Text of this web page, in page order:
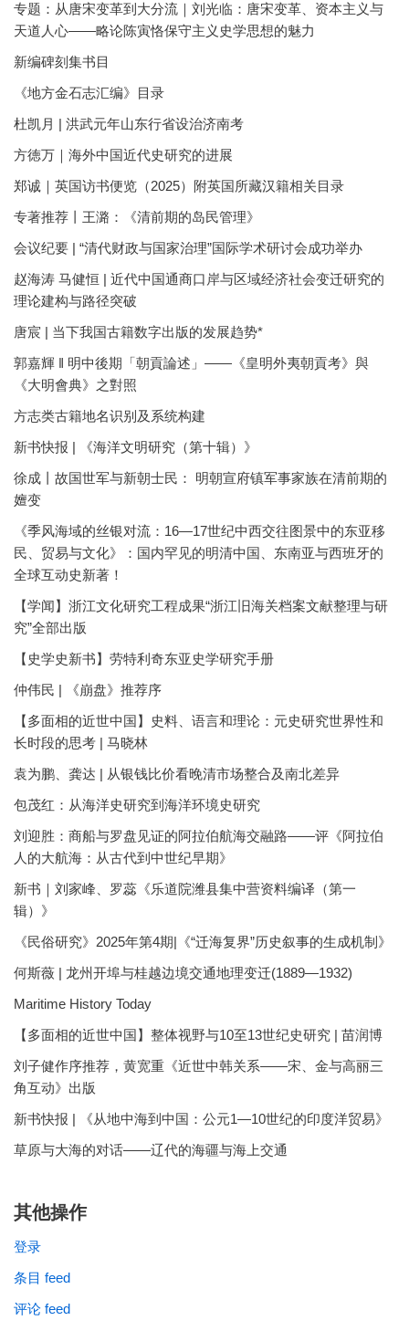
专题：从唐宋变革到大分流｜刘光临：唐宋变革、资本主义与
天道人心——略论陈寅恪保守主义史学思想的魅力
新编碑刻集书目
《地方金石志汇编》目录
杜凯月 | 洪武元年山东行省设治济南考
方徳万｜海外中国近代史研究的进展
郑诚｜英国访书便览（2025）附英国所藏汉籍相关目录
专著推荐丨王潞：《清前期的岛民管理》
会议纪要 | “清代财政与国家治理”国际学术研讨会成功举办
赵海涛 马健恒 | 近代中国通商口岸与区域经济社会变迁研究的
理论建构与路径突破
唐宸 | 当下我国古籍数字出版的发展趋势*
郭嘉輝 ‖ 明中後期「朝貢論述」——《皇明外夷朝貢考》與
《大明會典》之對照
方志类古籍地名识别及系统构建
新书快报 | 《海洋文明研究（第十辑）》
徐成丨故国世军与新朝士民： 明朝宣府镇军事家族在清前期的
嬗变
《季风海域的丝银对流：16—17世纪中西交往图景中的东亚移
民、贸易与文化》：国内罕见的明清中国、东南亚与西班牙的
全球互动史新著！
【学闻】浙江文化研究工程成果“浙江旧海关档案文献整理与研
究”全部出版
【史学史新书】劳特利奇东亚史学研究手册
仲伟民 | 《崩盘》推荐序
【多面相的近世中国】史料、语言和理论：元史研究世界性和
长时段的思考 | 马晓林
袁为鹏、龚达 | 从银钱比价看晚清市场整合及南北差异
包茂红：从海洋史研究到海洋环境史研究
刘迎胜：商船与罗盘见证的阿拉伯航海交融路——评《阿拉伯
人的大航海：从古代到中世纪早期》
新书｜刘家峰、罗蕊《乐道院潍县集中营资料编译（第一
辑）》
《民俗研究》2025年第4期|《“迁海复界”历史叙事的生成机制》
何斯薇 | 龙州开埠与桂越边境交通地理变迁(1889—1932)
Maritime History Today
【多面相的近世中国】整体视野与10至13世纪史研究 | 苗润博
刘子健作序推荐，黄宽重《近世中韩关系——宋、金与高丽三
角互动》出版
新书快报 | 《从地中海到中国：公元1—10世纪的印度洋贸易》
草原与大海的对话——辽代的海疆与海上交通
其他操作
登录
条目 feed
评论 feed